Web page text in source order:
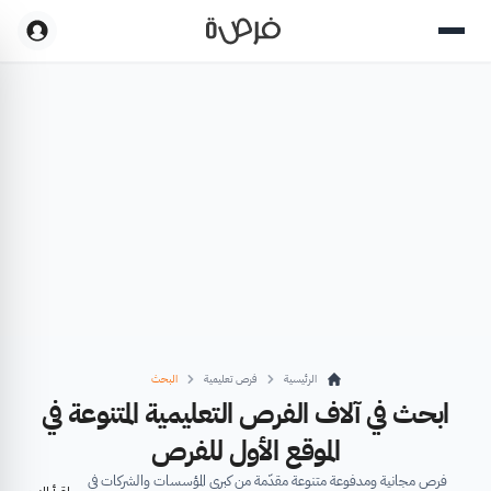
الرئيسية فرص تعليمية البحث
ابحث في آلاف الفرص التعليمية المتنوعة في
الموقع الأول للفرص
فرص مجانية ومدفوعة متنوعة مقدّمة من كبرى المؤسسات والشركات في